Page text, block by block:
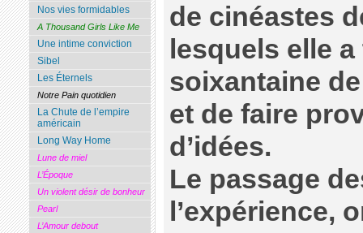
de cinéastes
lesquels elle
soixantaine
et de faire
d’idées.
Le passage
l’expérience,
Nos vies formidables
A Thousand Girls Like Me
Une intime conviction
Sibel
Les Éternels
Notre Pain quotidien
La Chute de l’empire
américain
Long Way Home
Lune de miel
L’Époque
Un violent désir de bonheur
Pearl
L’Amour debout